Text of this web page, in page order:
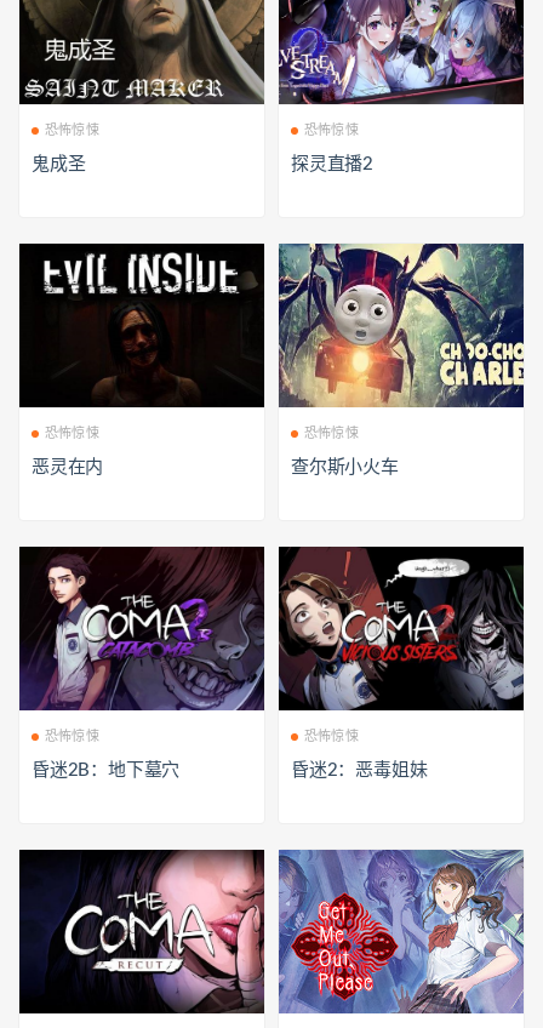
恐怖惊悚
鬼成圣
恐怖惊悚
探灵直播2
恐怖惊悚
恶灵在内
恐怖惊悚
查尔斯小火车
恐怖惊悚
昏迷2B：地下墓穴
恐怖惊悚
昏迷2：恶毒姐妹